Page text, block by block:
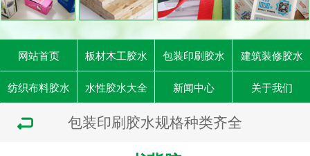
网站首页 板材木工胶水 包装印刷胶水 建筑装修胶水
纺织布料胶水 水性胶水大全 新闻中心 关于我们
包装印刷胶水规格种类齐全